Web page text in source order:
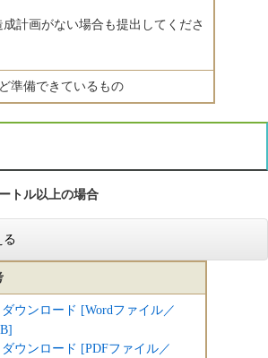
成計画がない場合も提出してくださ
準備できているもの
トル以上の場合
る
ダウンロード [Wordファイル／
ダウンロード [PDFファイル／